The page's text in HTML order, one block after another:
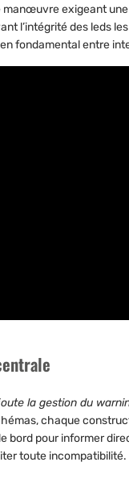
exigeant
l’intégrité des leds
fondamental entre
la gestion du
chaque
bord pour informer
toute incompatibilité.